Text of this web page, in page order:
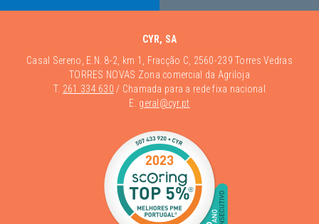
CYR, SA
Casal Sereno, E.N. 8-2, km 1, Fracção C, 2560-239 Torres Vedras
TORRES NOVAS Zona comercial da Agriloja
T. 261 334 630 / Chamada para a rede fixa nacional
E. geral@cyr.pt